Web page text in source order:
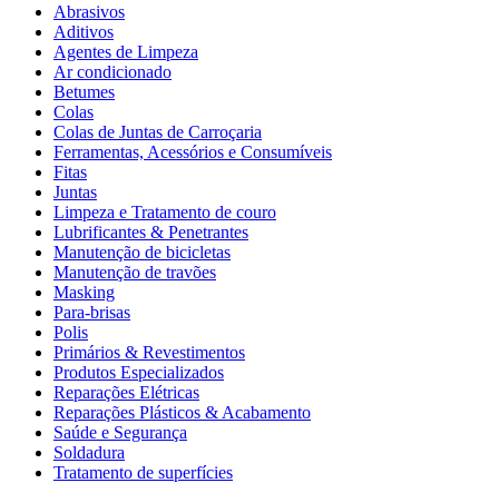
Abrasivos
Aditivos
Agentes de Limpeza
Ar condicionado
Betumes
Colas
Colas de Juntas de Carroçaria
Ferramentas, Acessórios e Consumíveis
Fitas
Juntas
Limpeza e Tratamento de couro
Lubrificantes & Penetrantes
Manutenção de bicicletas
Manutenção de travões
Masking
Para-brisas
Polis
Primários & Revestimentos
Produtos Especializados
Reparações Elétricas
Reparações Plásticos & Acabamento
Saúde e Segurança
Soldadura
Tratamento de superfícies